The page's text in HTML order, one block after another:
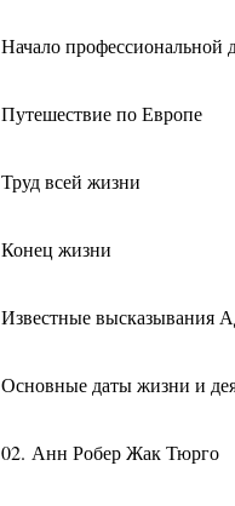
Начало профессиональной
Путешествие по Европе
Труд всей жизни
Конец жизни
Известные высказывания
Основные даты жизни и
02. Анн Робер Жак Тюрго